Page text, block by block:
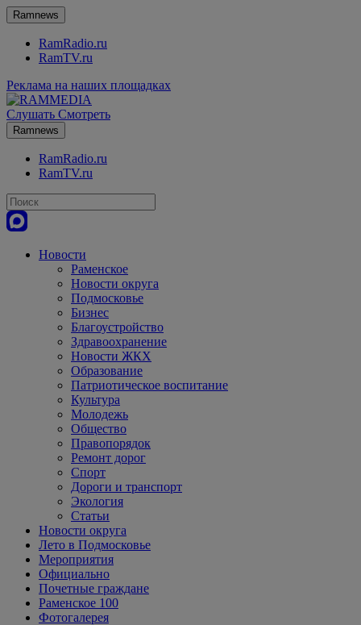
Ramnews
RamRadio.ru
RamTV.ru
Реклама на наших площадках
Слушать Смотреть
Ramnews
RamRadio.ru
RamTV.ru
Новости
Раменское
Новости округа
Подмосковье
Бизнес
Благоустройство
Здравоохранение
Новости ЖКХ
Образование
Патриотическое воспитание
Культура
Молодежь
Общество
Правопорядок
Ремонт дорог
Спорт
Дороги и транспорт
Экология
Статьи
Новости округа
Лето в Подмосковье
Мероприятия
Официально
Почетные граждане
Раменское 100
Фотогалерея